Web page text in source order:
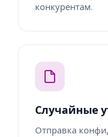
конкурентам.
Случайные
Отправка